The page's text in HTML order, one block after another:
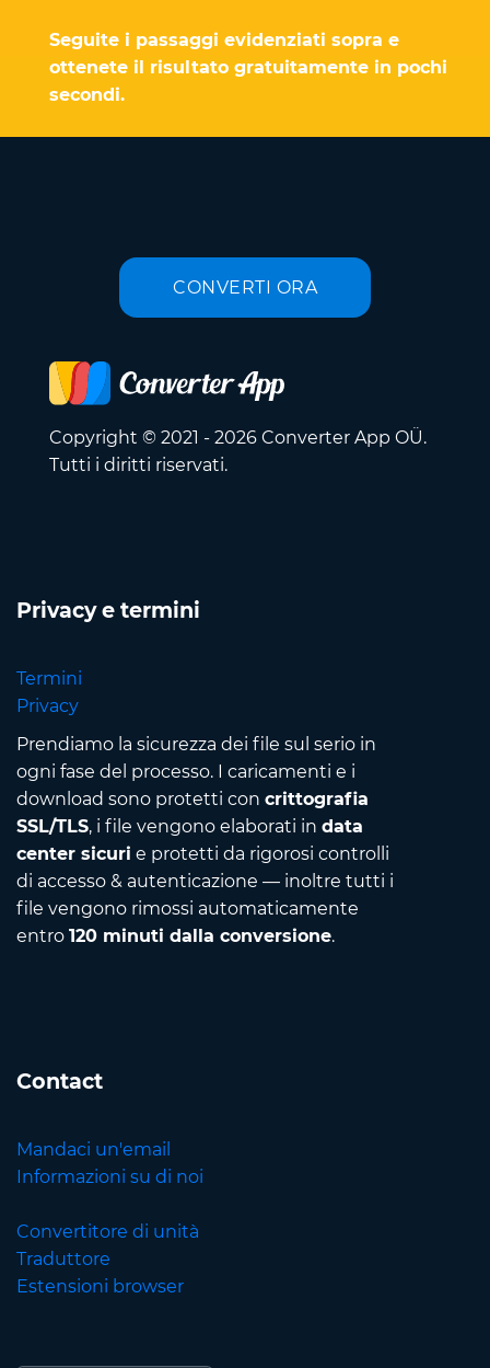
Seguite i passaggi evidenziati sopra e
ottenete il risultato gratuitamente in pochi
secondi.
CONVERTI ORA
Copyright © 2021 - 2026 Converter App OÜ.
Tutti i diritti riservati.
Privacy e termini
Termini
Privacy
Prendiamo la sicurezza dei file sul serio in
ogni fase del processo. I caricamenti e i
download sono protetti con crittografia
SSL/TLS, i file vengono elaborati in data
center sicuri e protetti da rigorosi controlli
di accesso & autenticazione — inoltre tutti i
file vengono rimossi automaticamente
entro 120 minuti dalla conversione.
Contact
Mandaci un'email
Informazioni su di noi
Convertitore di unità
Traduttore
Estensioni browser